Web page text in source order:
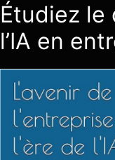
Étudiez le
l’IA en